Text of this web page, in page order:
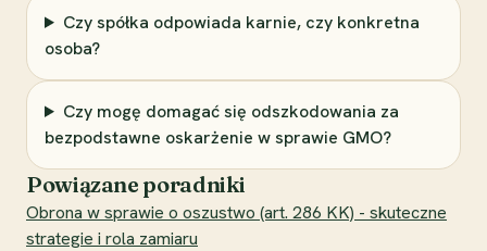
Czy spółka odpowiada karnie, czy konkretna
osoba?
Czy mogę domagać się odszkodowania za
bezpodstawne oskarżenie w sprawie GMO?
Powiązane poradniki
Obrona w sprawie o oszustwo (art. 286 KK) - skuteczne
strategie i rola zamiaru